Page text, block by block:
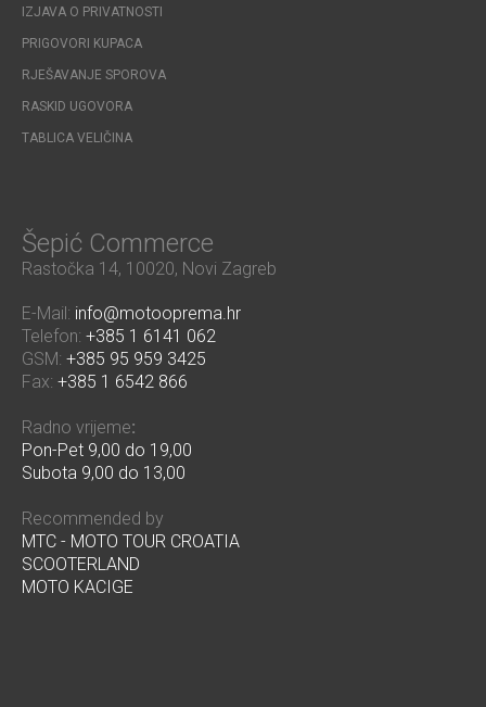
IZJAVA O PRIVATNOSTI
PRIGOVORI KUPACA
RJEŠAVANJE SPOROVA
RASKID UGOVORA
TABLICA VELIČINA
Šepić Commerce
Rastočka 14, 10020, Novi Zagreb
E-Mail: info@motooprema.hr
Telefon: +385 1 6141 062
GSM: +385 95 959 3425
Fax: +385 1 6542 866
Radno vrijeme:
Pon-Pet 9,00 do 19,00
Subota 9,00 do 13,00
Recommended by
MTC - MOTO TOUR CROATIA
SCOOTERLAND
MOTO KACIGE